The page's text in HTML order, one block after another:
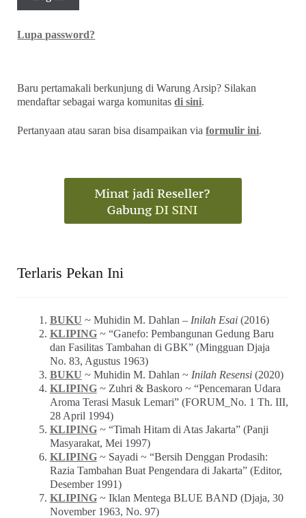
Lupa password?
Baru pertamakali berkunjung di Warung Arsip? Silakan
mendaftar sebagai warga komunitasdi sini.
Pertanyaan atau saran bisa disampaikan viaformulir ini.
Terlaris Pekan Ini
BUKU ~ Muhidin M. Dahlan – Inilah Esai(2016)
KLIPING~ “Ganefo: Pembangunan Gedung Baru
dan Fasilitas Tambahan di GBK” (Mingguan Djaja
No. 83, Agustus 1963)
BUKU ~ Muhidin M. Dahlan ~ Inilah Resensi(2020)
KLIPING~ Zuhri & Baskoro ~ “Pencemaran Udara
Aroma Terasi Masuk Lemari” (FORUM_No. 1 Th. III,
28 April 1994)
KLIPING~ “Timah Hitam di Atas Jakarta” (Panji
Masyarakat, Mei 1997)
KLIPING~ Sayadi ~ “Bersih Denggan Prodasih:
Razia Tambahan Buat Pengendara di Jakarta” (Editor,
Desember 1991)
KLIPING~ Iklan Mentega BLUE BAND (Djaja, 30
November 1963, No. 97)